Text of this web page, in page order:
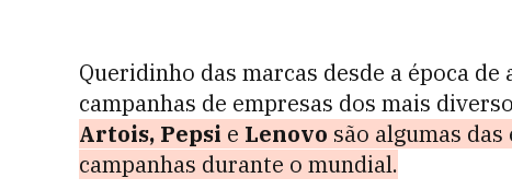
Queridinho das marcas desde a época
campanhas de empresas dos mais
Artois, Pepsi e Lenovo são algumas
campanhas durante o mundial.